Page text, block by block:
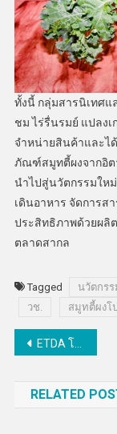
ทั้งนี้ กลุ่มสารนิเทศ
ชม ไร่รื่นรมย์ แปลง
จำหน่ายสินค้าและ
ภัณฑ์สมูทตี้ผงจากอิต
นำไปสู่นวัตกรรมให
เดินอาหาร จัดการส
ประสิทธิภาพด้วยผลิ
ตลาดสากล
Tagged นวัตกร
วช.
สมูทตี้ผงโ
แนะแนว
ETDA โชว์ 5 ไฮไลท์ผลงานเด่นในรอบปี
RELATED